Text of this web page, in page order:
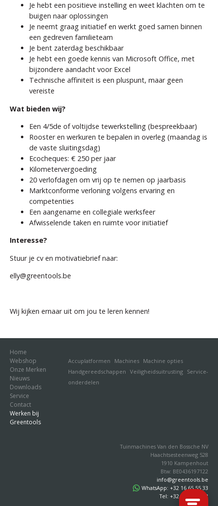
Je hebt een positieve instelling en weet klachten om te
buigen naar oplossingen
Je neemt graag initiatief en werkt goed samen binnen
een gedreven familieteam
Je bent zaterdag beschikbaar
Je hebt een goede kennis van Microsoft Office, met
bijzondere aandacht voor Excel
Technische affiniteit is een pluspunt, maar geen
vereiste
Wat bieden wij?
Een 4/5de of voltijdse tewerkstelling (bespreekbaar)
Rooster en werkuren te bepalen in overleg (maandag is
de vaste sluitingsdag)
Ecocheques: € 250 per jaar
Kilometervergoeding
20 verlofdagen om vrij op te nemen op jaarbasis
Marktconforme verloning volgens ervaring en
competenties
Een aangename en collegiale werksfeer
Afwisselende taken en ruimte voor initiatief
Interesse?
Stuur je cv en motivatiebrief naar:
elly@greentools.be
Wij kijken ernaar uit om jou te leren kennen!
Home
Webshop
Accuplatformen Machines Machine opties
Handgereedschappen Veiligheidsuitrusting Service-
onderdelen
Onze Merken
Nieuws
Downloads
Service
Contact
Werken bij
Greentools
Tuinmachines Van den Bossche NV
Haachtsesteenweg 528
1910 Kampenhout
Btw: BE0436197122
info@greentools.be
WhatsApp: +32 16 65 55 33
Tel: +32 16 65 55 33